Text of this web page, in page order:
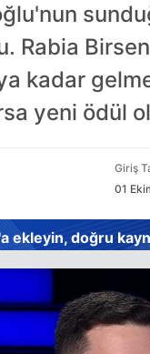
Rabia
kadar
yeni ödül
Giriş
01
ekleyin, doğru